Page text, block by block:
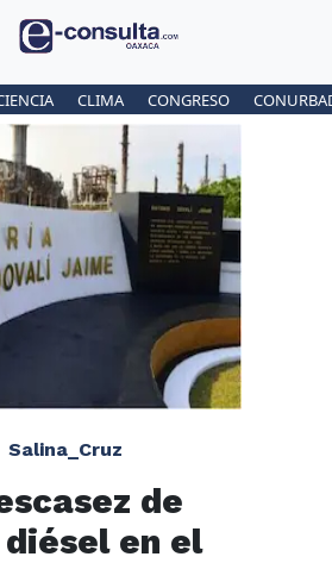
CLIMA CONGRESO
Salina_Cruz
de
en el